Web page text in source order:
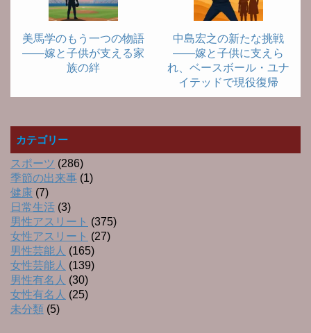
美馬学のもう一つの物語
――嫁と子供が支える家
族の絆
中島宏之の新たな挑戦
――嫁と子供に支えら
れ、ベースボール・ユナ
イテッドで現役復帰
カテゴリー
スポーツ (286)
季節の出来事 (1)
健康 (7)
日常生活 (3)
男性アスリート (375)
女性アスリート (27)
男性芸能人 (165)
女性芸能人 (139)
男性有名人 (30)
女性有名人 (25)
未分類 (5)